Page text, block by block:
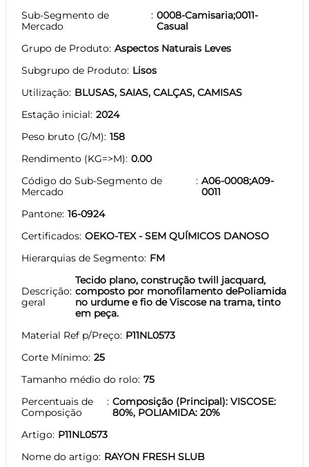
Sub-Segmento de
Mercado
0008-Camisaria;0011-
Casual
Grupo de Produto Aspectos Naturais Leves
Subgrupo de Produto Lisos
Utilização BLUSAS, SAIAS, CALÇAS, CAMISAS
Estação inicial 2024
Peso bruto (G/M) 158
Rendimento (KG=>M) 0.00
Código do Sub-Segmento de
Mercado
A06-0008;A09-
0011
Pantone 16-0924
Certificados OEKO-TEX - SEM QUÍMICOS DANOSO
Hierarquias de Segmento FM
Descrição
geral
Tecido plano, construção twill jacquard,
composto por monofilamento dePoliamida
no urdume e fio de Viscose na trama, tinto
em peça.
Material Ref p/Preço P11NL0573
Corte Mínimo 25
Tamanho médio do rolo 75
Percentuais de
Composição
Composição (Principal): VISCOSE:
80%, POLIAMIDA: 20%
Artigo P11NL0573
Nome do artigo RAYON FRESH SLUB